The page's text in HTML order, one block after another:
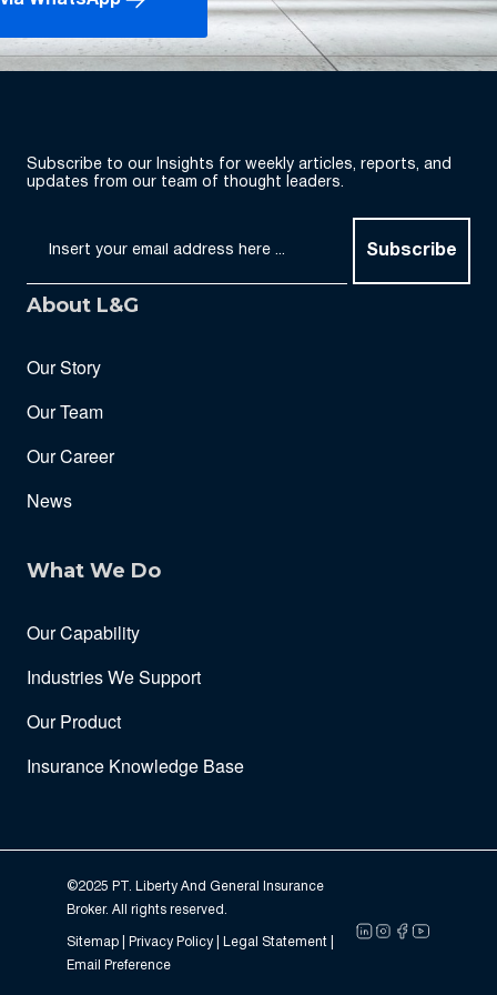
Subscribe to our Insights for weekly articles, reports, and
updates from our team of thought leaders.
Subscribe
About L&G
Our Story
Our Team
Our Career
News
What We Do
Our Capability
Industries We Support
Our Product
Insurance Knowledge Base
©2025 PT. Liberty And General Insurance
Broker. All rights reserved.
Sitemap | Privacy Policy | Legal Statement |
Email Preference